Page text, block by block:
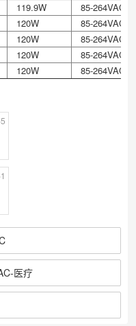
119.9W
85-264VAC/
120W
85-264VAC/
120W
85-264VAC/
120W
85-264VAC/
120W 85-264VAC/
医疗